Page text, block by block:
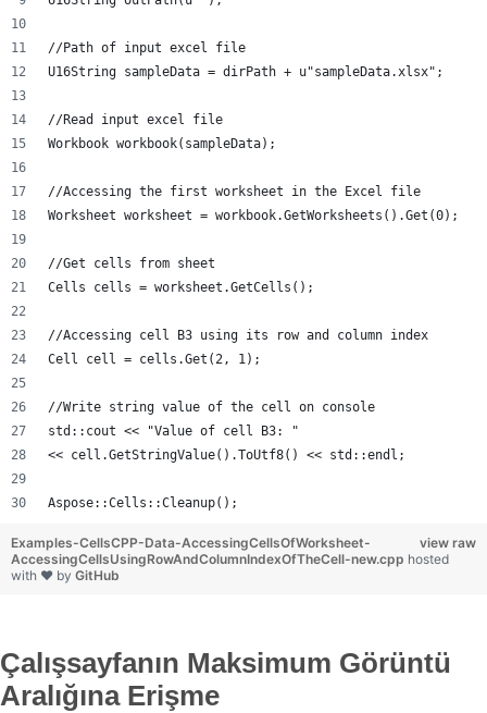
//Path of input excel file
U16String sampleData = dirPath + u"sampleData.xlsx";
//Read input excel file
Workbook workbook(sampleData);
//Accessing the first worksheet in the Excel file
Worksheet worksheet = workbook.GetWorksheets().Get(0);
//Get cells from sheet
Cells cells = worksheet.GetCells();
//Accessing cell B3 using its row and column index
Cell cell = cells.Get(2, 1);
//Write string value of the cell on console
std::cout << "Value of cell B3: "
<< cell.GetStringValue().ToUtf8() << std::endl;
Aspose::Cells::Cleanup();
view raw
Examples-CellsCPP-Data-AccessingCellsOfWorksheet-
AccessingCellsUsingRowAndColumnIndexOfTheCell-new.cpp hosted
with ❤ by GitHub
Çalışsayfanın Maksimum Görüntü
Aralığına Erişme